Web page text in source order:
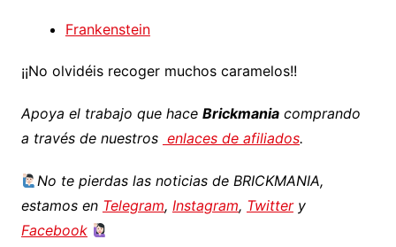
Frankenstein
¡¡No olvidéis recoger muchos caramelos!!
Apoya el trabajo que hace Brickmaniacomprando
a través de nuestros enlaces de afiliados.
No te pierdas las noticias de BRICKMANIA,
estamos en Telegram, Instagram, Twittery
Facebook